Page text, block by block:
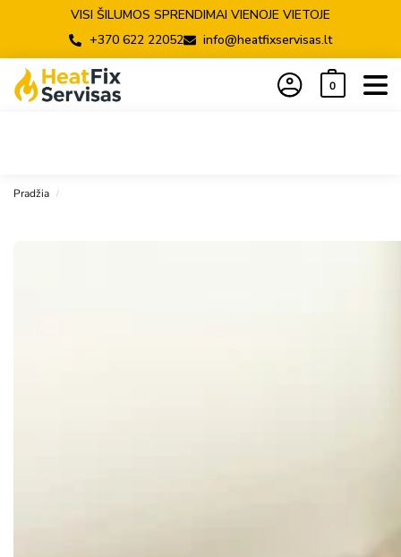
VISI ŠILUMOS SPRENDIMAI VIENOJE VIETOJE
+370 622 22052
info@heatfixservisas.lt
0
Pradžia /